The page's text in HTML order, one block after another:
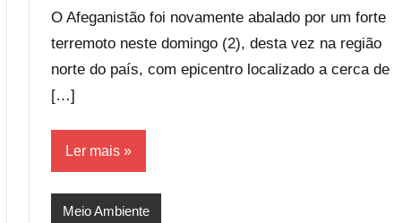
O Afeganistão foi novamente abalado por um forte
terremoto neste domingo (2), desta vez na região
norte do país, com epicentro localizado a cerca de
[…]
Ler mais
Meio Ambiente